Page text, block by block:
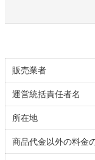
販売業者
運営統括責任者名
所在地
商品代金以外の料金